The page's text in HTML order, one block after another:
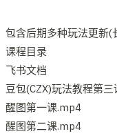
包含后期多种玩法更新(
课程目录
飞书文档
豆包(CZX)玩法教程第
醒图第一课.mp4
醒图第二课.mp4